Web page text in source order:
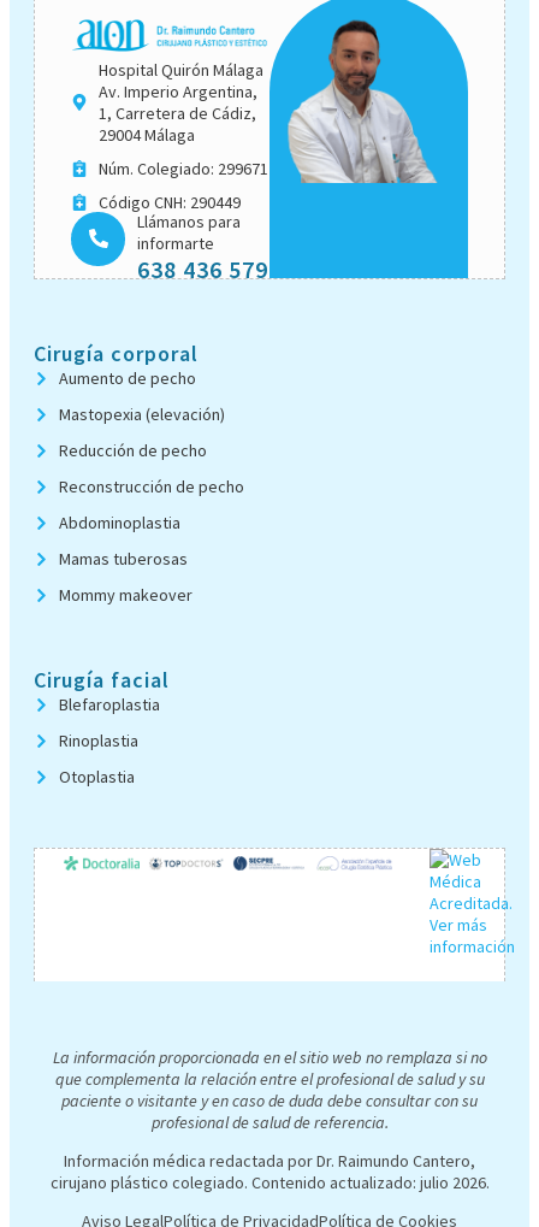
Hospital Quirón Málaga
Av. Imperio Argentina,
1, Carretera de Cádiz,
29004 Málaga
Núm. Colegiado: 299671
Código CNH: 290449
Llámanos para
informarte
638 436 579
Cirugía corporal
Aumento de pecho
Mastopexia (elevación)
Reducción de pecho
Reconstrucción de pecho
Abdominoplastia
Mamas tuberosas
Mommy makeover
Cirugía facial
Blefaroplastia
Rinoplastia
Otoplastia
La información proporcionada en el sitio web no remplaza si no
que complementa la relación entre el profesional de salud y su
paciente o visitante y en caso de duda debe consultar con su
profesional de salud de referencia.
Información médica redactada por Dr. Raimundo Cantero,
cirujano plástico colegiado. Contenido actualizado: julio 2026.
Aviso LegalPolítica de PrivacidadPolítica de Cookies